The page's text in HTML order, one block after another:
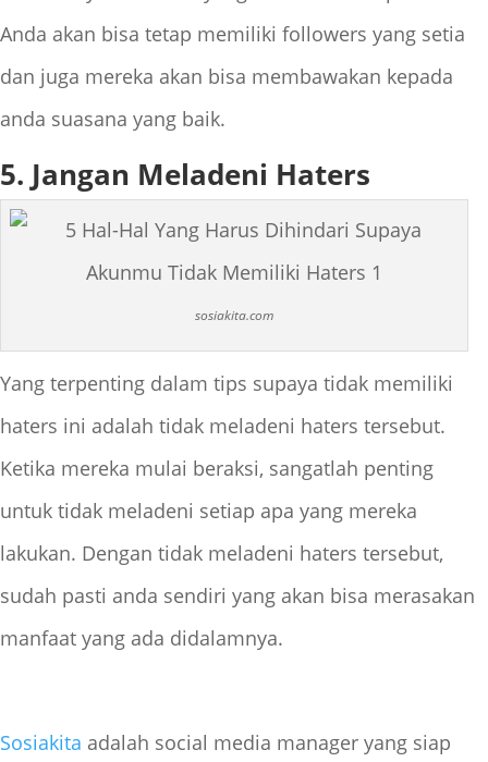
Anda akan bisa tetap memiliki followers yang setia
dan juga mereka akan bisa membawakan kepada
anda suasana yang baik.
5. Jangan Meladeni Haters
sosiakita.com
Yang terpenting dalam tips supaya tidak memiliki
haters ini adalah tidak meladeni haters tersebut.
Ketika mereka mulai beraksi, sangatlah penting
untuk tidak meladeni setiap apa yang mereka
lakukan. Dengan tidak meladeni haters tersebut,
sudah pasti anda sendiri yang akan bisa merasakan
manfaat yang ada didalamnya.
Sosiakita adalah social media manager yang siap